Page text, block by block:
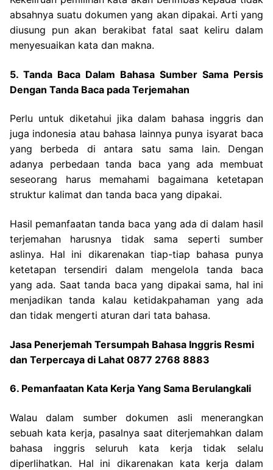
absahnya suatu dokumen yang akan dipakai. Arti yang
diusung pun akan berakibat fatal saat keliru dalam
menyesuaikan kata dan makna.
5. Tanda Baca Dalam Bahasa Sumber Sama Persis
Dengan Tanda Baca pada Terjemahan
Perlu untuk diketahui jika dalam bahasa inggris dan
juga indonesia atau bahasa lainnya punya isyarat baca
yang berbeda di antara satu sama lain. Dengan
adanya perbedaan tanda baca yang ada membuat
seseorang harus memahami bagaimana ketetapan
struktur kalimat dan tanda baca yang dipakai.
Hasil pemanfaatan tanda baca yang ada di dalam hasil
terjemahan harusnya tidak sama seperti sumber
aslinya. Hal ini dikarenakan tiap-tiap bahasa punya
ketetapan tersendiri dalam mengelola tanda baca
yang ada. Saat tanda baca yang dipakai sama, hal ini
menjadikan tanda kalau ketidakpahaman yang ada
dan tidak mengerti aturan dari tata bahasa.
Jasa Penerjemah Tersumpah Bahasa Inggris Resmi
dan Terpercaya di Lahat 0877 2768 8883
6. Pemanfaatan Kata Kerja Yang Sama Berulangkali
Walau dalam sumber dokumen asli menerangkan
sebuah kata kerja, pasalnya saat diterjemahkan dalam
bahasa inggris seluruh kata kerja tidak selalu
diperlihatkan. Hal ini dikarenakan kata kerja dalam